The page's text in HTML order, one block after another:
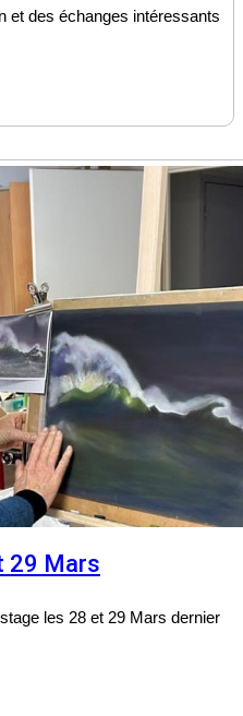
et des échanges intéressants
29 Mars
les 28 et 29 Mars dernier